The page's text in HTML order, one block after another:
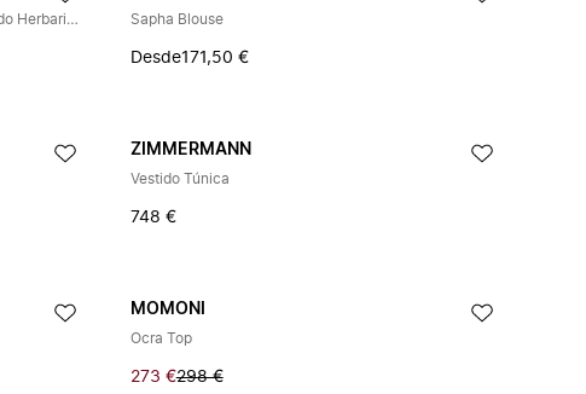
Vestido camisero de algodón con estampado Herbarium Sapha Blouse
Desde171,50 €
ZIMMERMANN
Vestido Túnica
748 €
MOMONI
Ocra Top
273 €298 €